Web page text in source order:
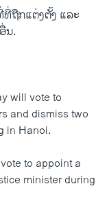
ຖືກ​ແຕ່ງ​ຕັ້ງ ແລະ
ນ.
will vote to
and dismiss two
in Hanoi.
to appoint a
minister during